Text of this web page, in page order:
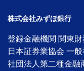
株式会社みずほ銀行
登録金融機関 関東
日本証券業協会 一
社団法人第二種金融